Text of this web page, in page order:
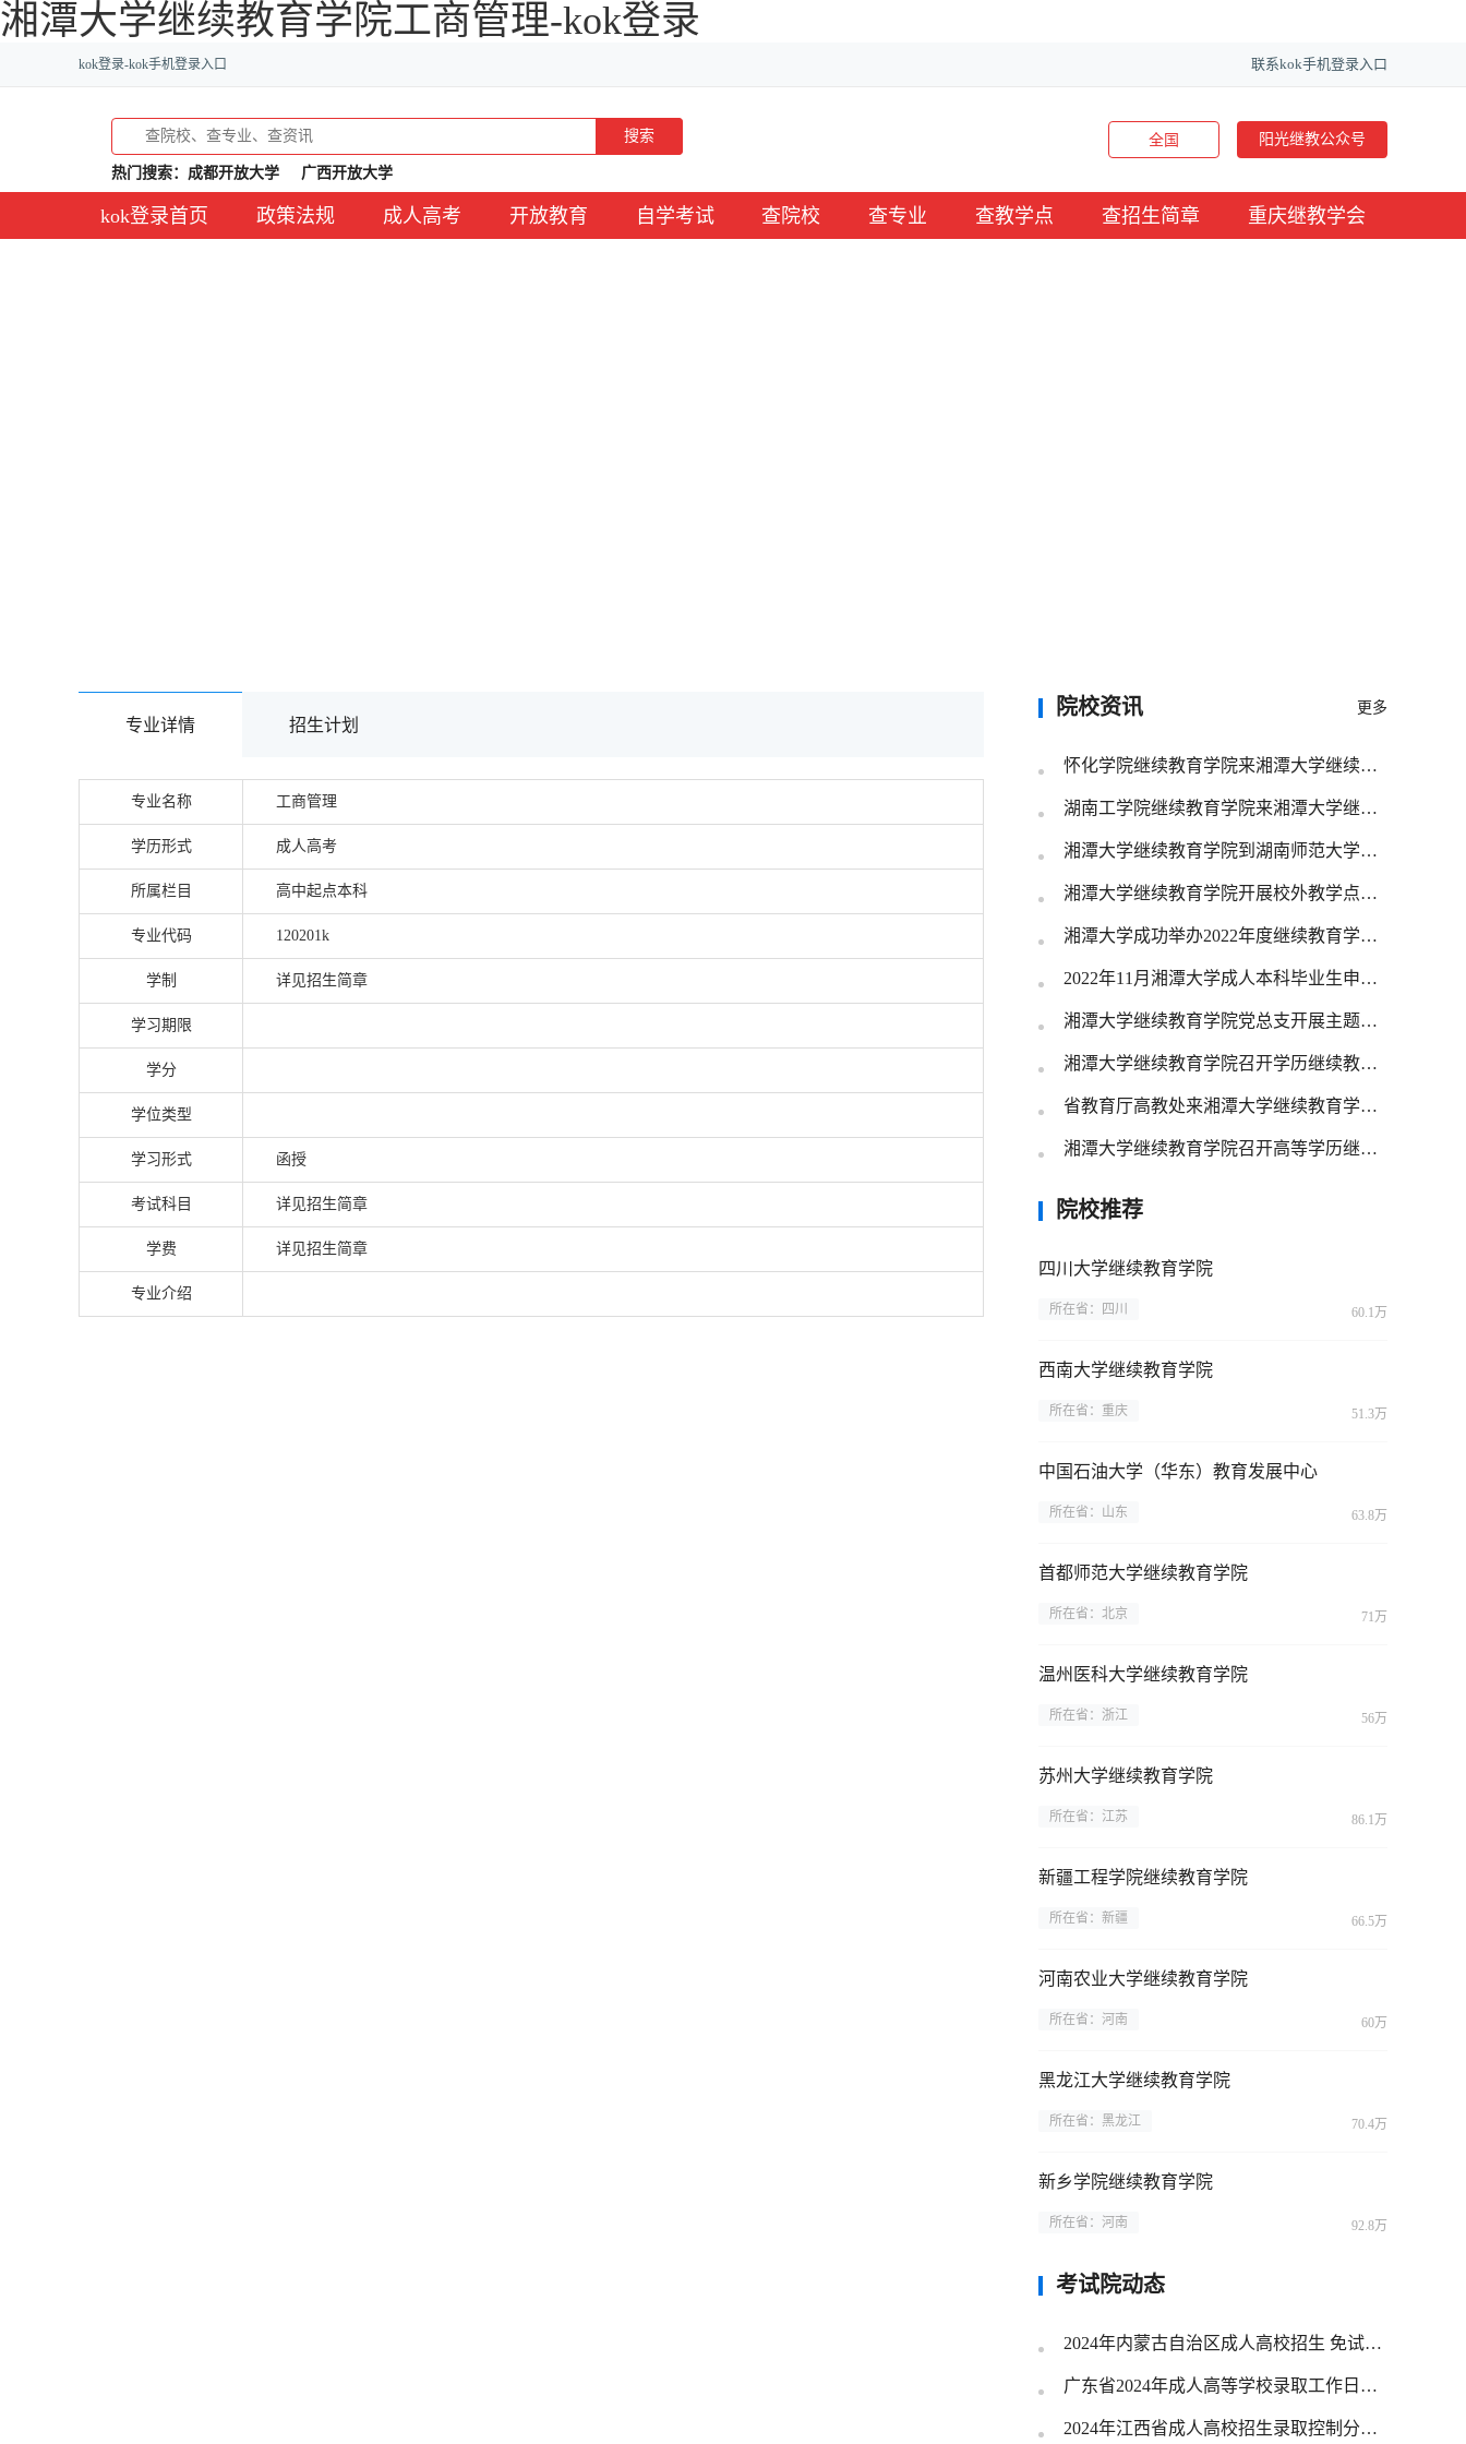
湘潭大学继续教育学院工商管理-kok登录
kok登录-kok手机登录入口 联系kok手机登录入口
搜索
热门搜索： 成都开放大学 广西开放大学
全国 阳光继教公众号
kok登录首页 政策法规 成人高考 开放教育 自学考试 查院校 查专业 查教学点 查招生简章 重庆继教学会
专业详情 招生计划
专业名称 工商管理
学历形式 成人高考
所属栏目 高中起点本科
专业代码 120201k
学制 详见招生简章
学习期限
学分
学位类型
学习形式 函授
考试科目 详见招生简章
学费 详见招生简章
专业介绍
院校资讯 更多
怀化学院继续教育学院来湘潭大学继续教育学院调研交流
湖南工学院继续教育学院来湘潭大学继续教育学院调研交流
湘潭大学继续教育学院到湖南师范大学继续教育学院学习交流
湘潭大学继续教育学院开展校外教学点专项整治检查工作
湘潭大学成功举办2022年度继续教育学士学位外国语考试
2022年11月湘潭大学成人本科毕业生申请学士学位通知
湘潭大学继续教育学院党总支开展主题党日活动
湘潭大学继续教育学院召开学历继续教育专项整治工作推进会
省教育厅高教处来湘潭大学继续教育学院调研指导工作
湘潭大学继续教育学院召开高等学历继续教育专项整治工作动员部署会议
院校推荐
四川大学继续教育学院
所在省：四川 60.1万
西南大学继续教育学院
所在省：重庆 51.3万
中国石油大学（华东）教育发展中心
所在省：山东 63.8万
首都师范大学继续教育学院
所在省：北京 71万
温州医科大学继续教育学院
所在省：浙江 56万
苏州大学继续教育学院
所在省：江苏 86.1万
新疆工程学院继续教育学院
所在省：新疆 66.5万
河南农业大学继续教育学院
所在省：河南 60万
黑龙江大学继续教育学院
所在省：黑龙江 70.4万
新乡学院继续教育学院
所在省：河南 92.8万
考试院动态
2024年内蒙古自治区成人高校招生 免试生填报志愿公告（第1号）
广东省2024年成人高等学校录取工作日程表
2024年江西省成人高校招生录取控制分数线和录取时间安排